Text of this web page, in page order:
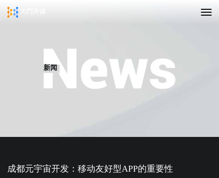
新闻
成都元宇宙开发：移动友好型APP的重要性